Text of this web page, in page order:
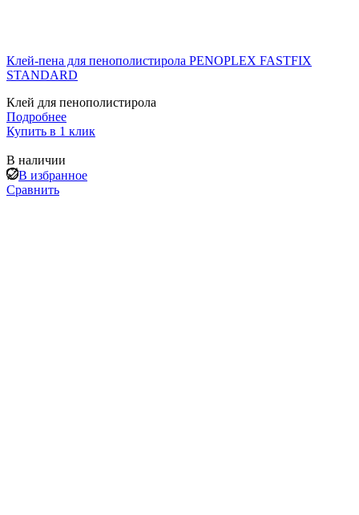
Клей-пена для пенополистирола PENOPLEX FASTFIX
STANDARD
Клей для пенополистирола
Подробнее
Купить в 1 клик
В наличии
В избранное
Сравнить